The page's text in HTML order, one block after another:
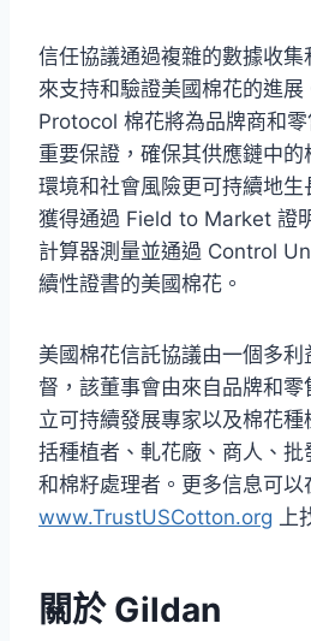
信任協議通過複雜的數據收
來支持和驗證美國棉花的進
Protocol 棉花將為品牌商和
重要保證，確保其供應鏈中
環境和社會風險更可持續地
獲得通過 Field to Market 證
計算器測量並通過 Control
續性證書的美國棉花。
美國棉花信託協議由一個多
督，該董事會由來自品牌和
立可持續發展專家以及棉花
括種植者、軋花廠、商人、
和棉籽處理者。更多信息可以
www.TrustUSCotton.org 上
關於 Gildan